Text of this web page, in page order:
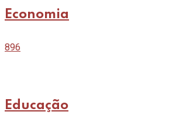
Economia
896
Educação